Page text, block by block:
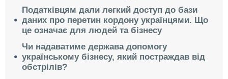
Податківцям дали легкий доступ до бази
даних про перетин кордону українцями. Що
це означає для людей та бізнесу
Чи надаватиме держава допомогу
українському бізнесу, який постраждав від
обстрілів?